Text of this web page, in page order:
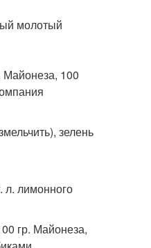
молотый
Майонеза, 100
зелень
л. лимонного
гр. Майонеза,